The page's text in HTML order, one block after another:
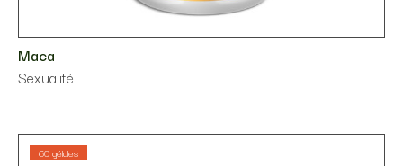
Maca
Sexualité
60 gélules